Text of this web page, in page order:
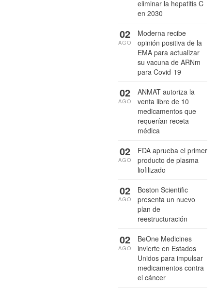
eliminar la hepatitis C
en 2030
Moderna recibe
opinión positiva de la
EMA para actualizar
su vacuna de ARNm
para Covid-19
02
AGO
ANMAT autoriza la
venta libre de 10
medicamentos que
requerían receta
médica
02
AGO
FDA aprueba el primer
producto de plasma
liofilizado
02
AGO
Boston Scientific
presenta un nuevo
plan de
reestructuración
02
AGO
BeOne Medicines
invierte en Estados
Unidos para impulsar
medicamentos contra
el cáncer
02
AGO